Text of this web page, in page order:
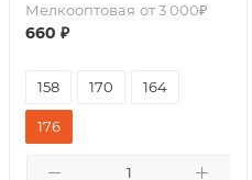
Мелкооптовая от 3 000₽
660 ₽
158 170 164
176